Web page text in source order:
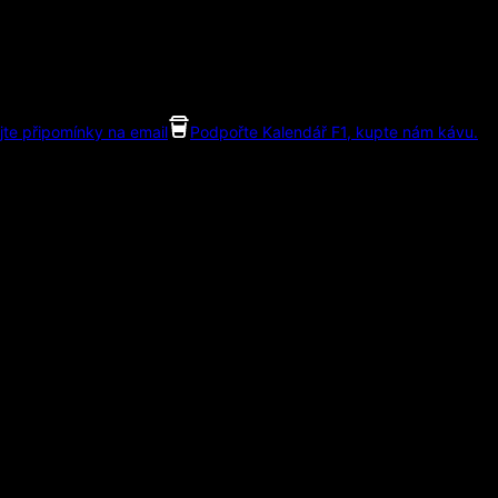
připomínky na email
Podpořte Kalendář F1, kupte nám kávu.